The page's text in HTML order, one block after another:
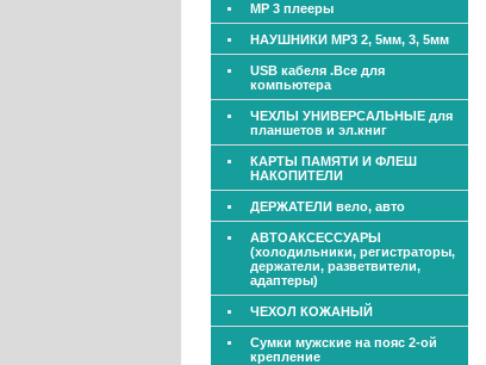
МР 3 плееры
НАУШНИКИ МР3 2, 5мм, 3, 5мм
USB кабеля .Все для
компьютера
ЧЕХЛЫ УНИВЕРСАЛЬНЫЕ для
планшетов и эл.книг
КАРТЫ ПАМЯТИ И ФЛЕШ
НАКОПИТЕЛИ
ДЕРЖАТЕЛИ вело, авто
АВТОАКСЕССУАРЫ
(холодильники, регистраторы,
держатели, разветвители,
адаптеры)
ЧЕХОЛ КОЖАНЫЙ
Сумки мужские на пояс 2-ой
крепление